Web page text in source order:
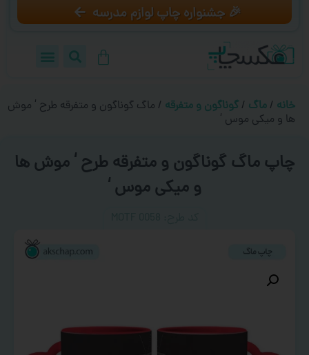
🎉 جشنواره چاپ لوازم مدرسه
خانه / ماگ / گوناگون و متفرقه / ماگ گوناگون و متفرقه طرح ‘ موش
ها و میکی موس ‘
چاپ ماگ گوناگون و متفرقه طرح ‘ موش ها
و میکی موس ‘